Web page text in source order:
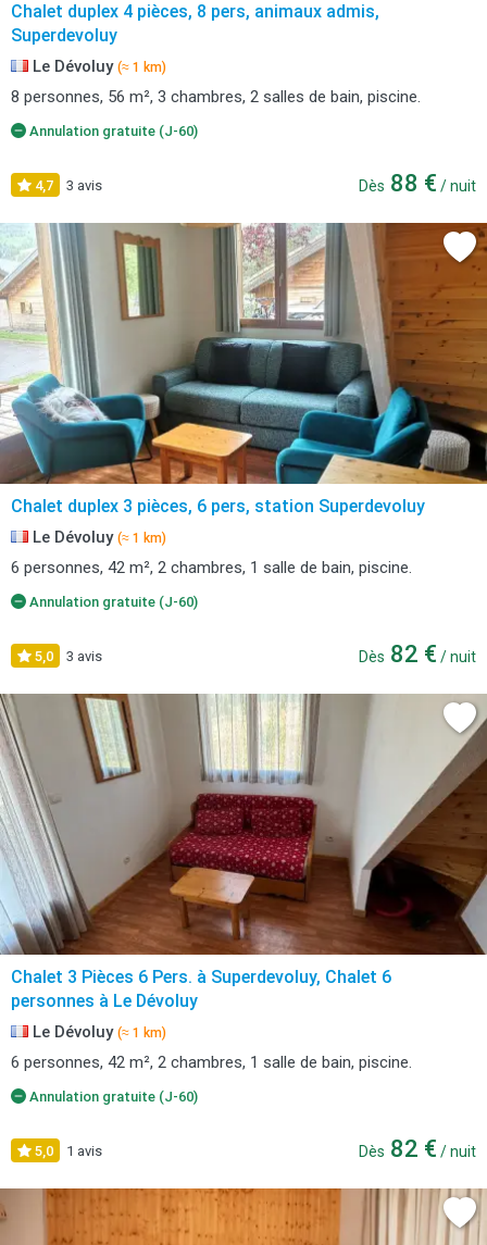
Chalet duplex 4 pièces, 8 pers, animaux admis,
Superdevoluy
Le Dévoluy (≈ 1 km)
8 personnes, 56 m², 3 chambres, 2 salles de bain, piscine.
Annulation gratuite (J-60)
4,7 3 avis Dès 88 € / nuit
Chalet duplex 3 pièces, 6 pers, station Superdevoluy
Le Dévoluy (≈ 1 km)
6 personnes, 42 m², 2 chambres, 1 salle de bain, piscine.
Annulation gratuite (J-60)
5,0 3 avis Dès 82 € / nuit
Chalet 3 Pièces 6 Pers. à Superdevoluy, Chalet 6
personnes à Le Dévoluy
Le Dévoluy (≈ 1 km)
6 personnes, 42 m², 2 chambres, 1 salle de bain, piscine.
Annulation gratuite (J-60)
5,0 1 avis Dès 82 € / nuit